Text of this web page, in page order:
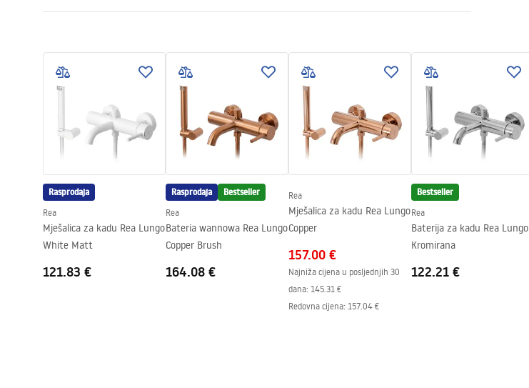
Boja
Bijela
Doseg izljeva
mm
Tehnologija premazivanja
Electroplating
Promjer priključka
Razmak priključaka
150mm
Jamstvo
5 godina
Warranty_Terms_and_Conditions_
Faucets_-_5.pdf
Rasprodaja
Rea
Mješalica za kadu Rea Lungo
White Matt
121.83 €
Rasprodaja Bestseller
Rea
Bateria wannowa Rea Lungo
Copper Brush
164.08 €
Rea
Mješalica za kadu Rea Lungo
Copper
157.00 €
Najniža cijena u posljednjih 30
dana: 145.31 €
Redovna cijena: 157.04 €
Bestseller
Rea
Baterija za kadu Rea Lungo
Kromirana
122.21 €